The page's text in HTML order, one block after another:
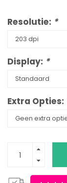
Resolutie: *
Display: *
Extra Opties: